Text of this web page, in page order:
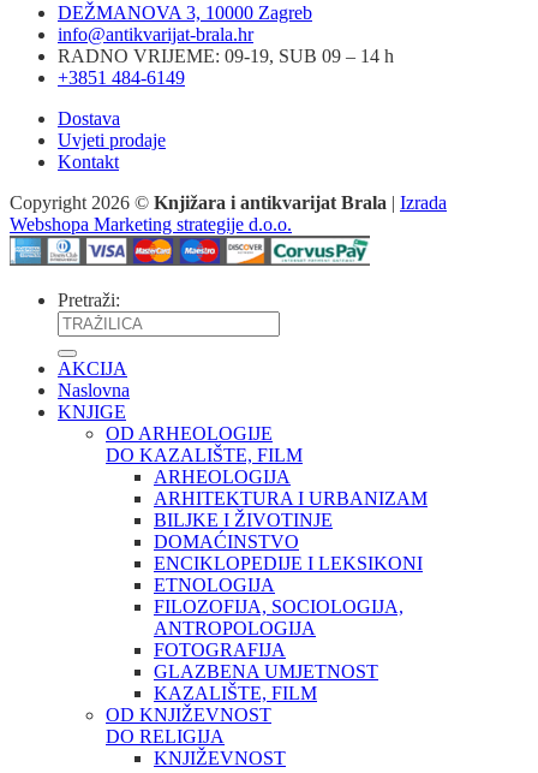
DEŽMANOVA 3, 10000 Zagreb
info@antikvarijat-brala.hr
RADNO VRIJEME: 09-19, SUB 09 – 14 h
+3851 484-6149
Dostava
Uvjeti prodaje
Kontakt
Copyright 2026 © Knjižara i antikvarijat Brala | Izrada
Webshopa Marketing strategije d.o.o.
Pretraži:
AKCIJA
Naslovna
KNJIGE
OD ARHEOLOGIJE
DO KAZALIŠTE, FILM
ARHEOLOGIJA
ARHITEKTURA I URBANIZAM
BILJKE I ŽIVOTINJE
DOMAĆINSTVO
ENCIKLOPEDIJE I LEKSIKONI
ETNOLOGIJA
FILOZOFIJA, SOCIOLOGIJA,
ANTROPOLOGIJA
FOTOGRAFIJA
GLAZBENA UMJETNOST
KAZALIŠTE, FILM
OD KNJIŽEVNOST
DO RELIGIJA
KNJIŽEVNOST